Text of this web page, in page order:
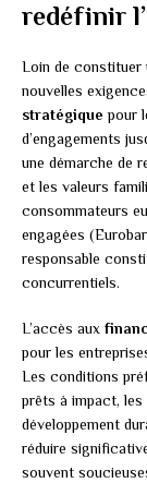
redéfinir
Loin de constituer
nouvelles
stratégique pour
d’engagements
une démarche de
et les valeurs
consommateurs
engagées
responsable
concurrentiels.
L’accès aux
pour les
Les conditions
prêts à impact,
développement
réduire
souvent